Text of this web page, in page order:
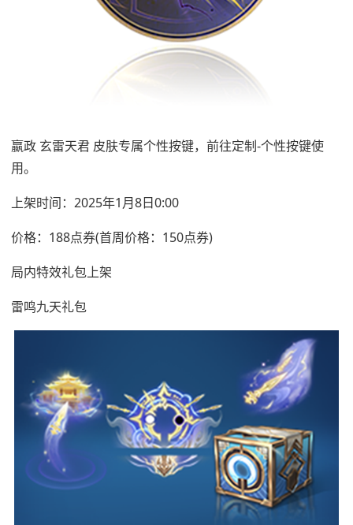
嬴政 玄雷天君 皮肤专属个性按键，前往定制-个性按键使
用。
上架时间：2025年1月8日0:00
价格：188点券(首周价格：150点券)
局内特效礼包上架
雷鸣九天礼包